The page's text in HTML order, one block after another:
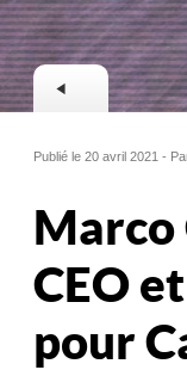
Publié le 20 avril 2021 -
Marco
CEO
pour